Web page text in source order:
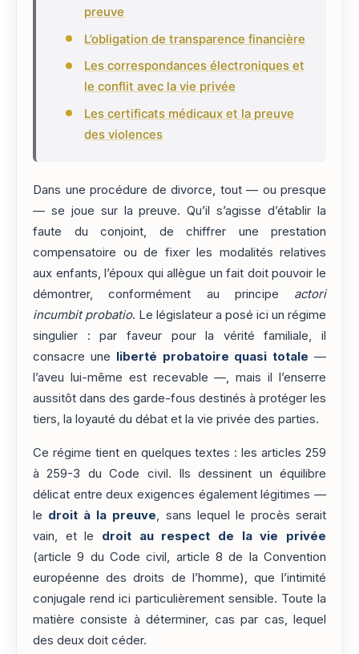
preuve
L’obligation de transparence financière
Les correspondances électroniques et
le conflit avec la vie privée
Les certificats médicaux et la preuve
des violences
Dans une procédure de divorce, tout — ou presque
— se joue sur la preuve. Qu’il s’agisse d’établir la
faute du conjoint, de chiffrer une prestation
compensatoire ou de fixer les modalités relatives
aux enfants, l’époux qui allègue un fait doit pouvoir le
démontrer, conformément au principe actori
incumbit probatio. Le législateur a posé ici un régime
singulier : par faveur pour la vérité familiale, il
consacre une liberté probatoire quasi totale —
l’aveu lui-même est recevable —, mais il l’enserre
aussitôt dans des garde-fous destinés à protéger les
tiers, la loyauté du débat et la vie privée des parties.
Ce régime tient en quelques textes : les articles 259
à 259-3 du Code civil. Ils dessinent un équilibre
délicat entre deux exigences également légitimes —
le droit à la preuve, sans lequel le procès serait
vain, et le droit au respect de la vie privée
(article 9 du Code civil, article 8 de la Convention
européenne des droits de l’homme), que l’intimité
conjugale rend ici particulièrement sensible. Toute la
matière consiste à déterminer, cas par cas, lequel
des deux doit céder.